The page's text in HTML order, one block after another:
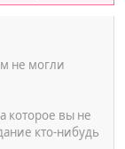
не могли
которое вы не
кто-нибудь